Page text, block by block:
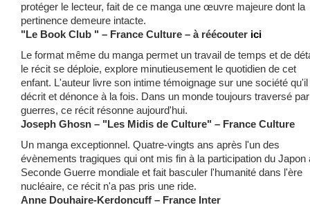
protéger le lecteur, fait de ce manga une œuvre majeure dont la
pertinence demeure intacte.
"Le Book Club " – France Culture – à réécouter ici
Le format même du manga permet un travail de temps et de
le récit se déploie, explore minutieusement le quotidien de cet
enfant. L'auteur livre son intime témoignage sur une société qu'il
décrit et dénonce à la fois. Dans un monde toujours traversé
guerres, ce récit résonne aujourd'hui.
Joseph Ghosn – "Les Midis de Culture" – France Culture
Un manga exceptionnel. Quatre-vingts ans après l'un des
évènements tragiques qui ont mis fin à la participation du Japon
Seconde Guerre mondiale et fait basculer l'humanité dans l'ère
nucléaire, ce récit n'a pas pris une ride.
Anne Douhaire-Kerdoncuff – France Inter